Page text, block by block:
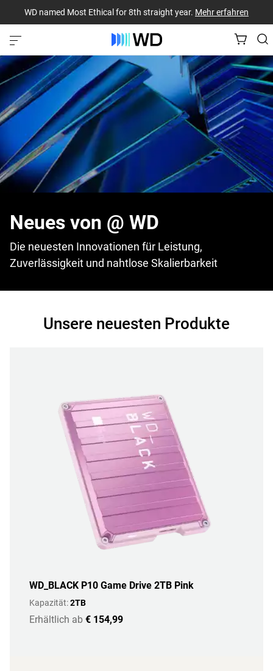
WD named Most Ethical for 8th straight year. Mehr erfahren
Neues von @ WD
Die neuesten Innovationen für Leistung,
Zuverlässigkeit und nahtlose Skalierbarkeit
Unsere neuesten Produkte
WD_BLACK P10 Game Drive 2TB Pink
Kapazität:2TB
Erhältlich ab € 154,99